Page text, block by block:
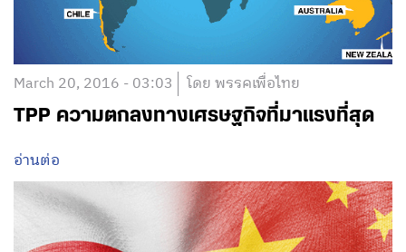
March 20, 2016 - 03:03 โดย พรรคเพื่อไทย
TPP ความตกลงทางเศรษฐกิจที่มาแรงที่สุด
อ่านต่อ